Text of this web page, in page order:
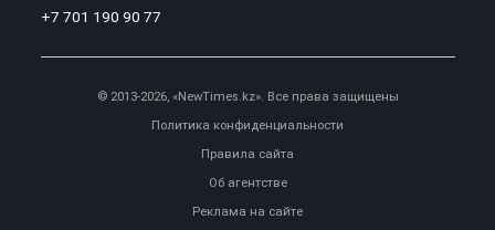
+7 701 190 90 77
© 2013-2026, «NewTimes.kz». Все права защищены
Политика конфиденциальности
Правила сайта
Об агентстве
Реклама на сайте